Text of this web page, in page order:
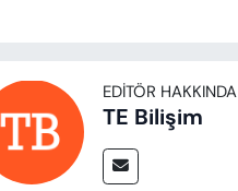
EDITÖR HAKKINDA
TE Bilişim
HABERLERİ